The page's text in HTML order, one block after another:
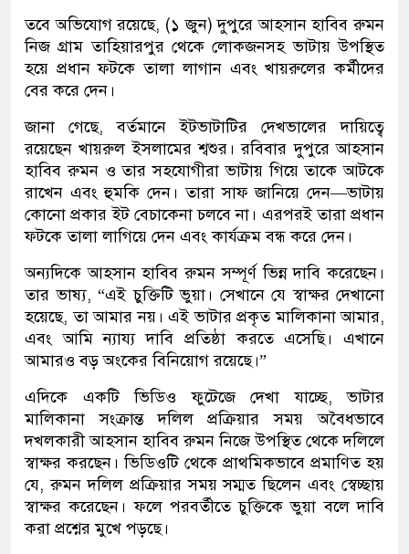
তবে অভিযোগ রয়েছে, (১ জুন) দুপুরে আহসান হাবিব রুমন
নিজ গ্রাম তাহিয়ারপুর থেকে লোকজনসহ ভাটায় উপস্থিত
হয়ে প্রধান ফটকে তালা লাগান এবং খায়রুলের কর্মীদের
বের করে দেন।
জানা গেছে, বর্তমানে ইটভাটাটির দেখভালের দায়িত্বে
রয়েছেন খায়রুল ইসলামের শ্বশুর। রবিবার দুপুরে আহসান
হাবিব রুমন ও তার সহযোগীরা ভাটায় গিয়ে তাকে আটকে
রাখেন এবং হুমকি দেন। তারা সাফ জানিয়ে দেন—ভাটায়
কোনো প্রকার ইট বেচাকেনা চলবে না। এরপরই তারা প্রধান
ফটকে তালা লাগিয়ে দেন এবং কার্যক্রম বন্ধ করে দেন।
অন্যদিকে আহসান হাবিব রুমন সম্পূর্ণ ভিন্ন দাবি করেছেন।
তার ভাষ্য, “এই চুক্তিটি ভুয়া। সেখানে যে স্বাক্ষর দেখানো
হয়েছে, তা আমার নয়। এই ভাটার প্রকৃত মালিকানা আমার,
এবং আমি ন্যায্য দাবি প্রতিষ্ঠা করতে এসেছি। এখানে
আমারও বড় অংকের বিনিয়োগ রয়েছে।”
এদিকে একটি ভিডিও ফুটেজে দেখা যাচ্ছে, ভাটার
মালিকানা সংক্রান্ত দলিল প্রক্রিয়ার সময় অবৈধভাবে
দখলকারী আহসান হাবিব রুমন নিজে উপস্থিত থেকে দলিলে
স্বাক্ষর করছেন। ভিডিওটি থেকে প্রাথমিকভাবে প্রমাণিত হয়
যে, রুমন দলিল প্রক্রিয়ার সময় সম্মত ছিলেন এবং স্বেচ্ছায়
স্বাক্ষর করেছেন। ফলে পরবর্তীতে চুক্তিকে ভুয়া বলে দাবি
করা প্রশ্নের মুখে পড়ছে।